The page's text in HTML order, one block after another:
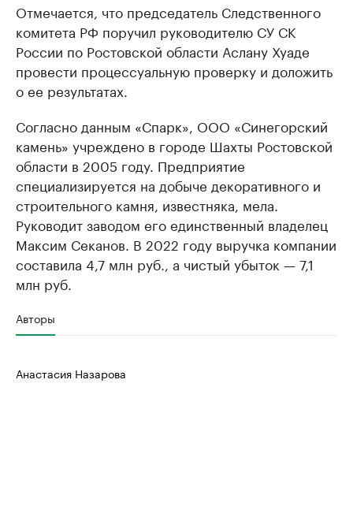
Отмечается, что председатель Следственного
комитета РФ поручил руководителю СУ СК
России по Ростовской области Аслану Хуаде
провести процессуальную проверку и доложить
о ее результатах.
Согласно данным «Спарк», ООО «Синегорский
камень» учреждено в городе Шахты Ростовской
области в 2005 году. Предприятие
специализируется на добыче декоративного и
строительного камня, известняка, мела.
Руководит заводом его единственный владелец
Максим Секанов. В 2022 году выручка компании
составила 4,7 млн руб., а чистый убыток — 7,1
млн руб.
Авторы
Анастасия Назарова